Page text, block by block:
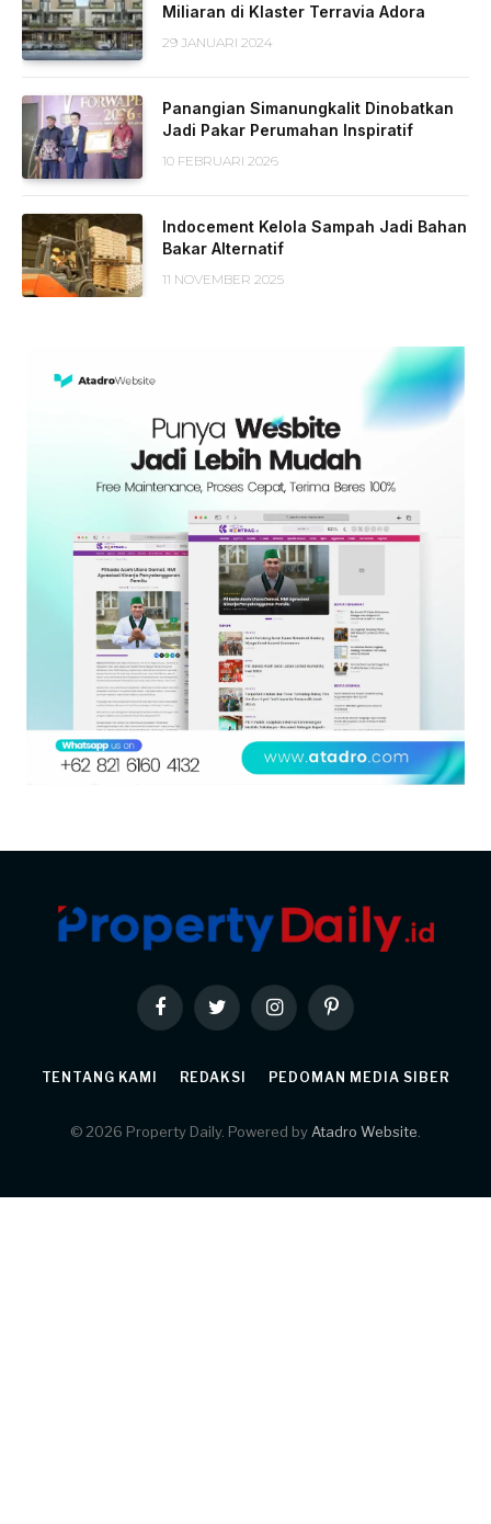
Miliaran di Klaster Terravia Adora
29 JANUARI 2024
Panangian Simanungkalit Dinobatkan
Jadi Pakar Perumahan Inspiratif
10 FEBRUARI 2026
Indocement Kelola Sampah Jadi Bahan
Bakar Alternatif
11 NOVEMBER 2025
FacebookTwitter InstagramPinterest
TENTANG KAMI REDAKSI PEDOMAN MEDIA SIBER
© 2026 Property Daily. Powered by Atadro Website